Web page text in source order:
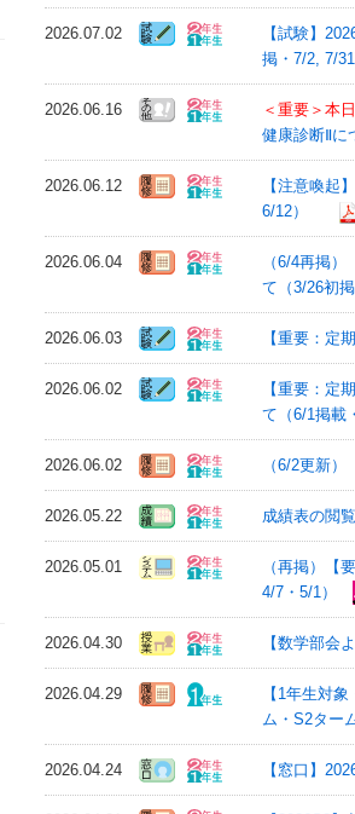
2026.07.02
【試験】
掲・7/2, 7/31
2026.06.16 ＜重要＞本
健康診断Ⅱに
2026.06.12
【注意喚起
6/12）
2026.06.04
（6/4再掲
て（3/26初掲
2026.06.03 【重要：定
2026.06.02
【重要：定
て（6/1掲載
2026.06.02 （6/2更新
2026.05.22 成績表の閲
2026.05.01
（再掲）【
4/7・5/1）
2026.04.30 【数学部会
2026.04.29
【1年生対
ム・S2ター
2026.04.24 【窓口】